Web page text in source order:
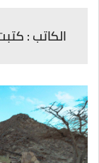
الكاتب :